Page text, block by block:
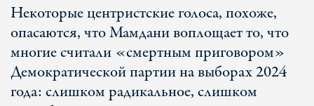
Некоторые центристские голоса, похоже,
опасаются, что Мамдани воплощает то, что
многие считали «смертным приговором»
Демократической партии на выборах 2024
года: слишком радикальное, слишком